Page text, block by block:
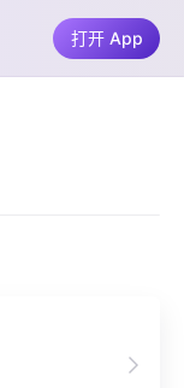
打开 App